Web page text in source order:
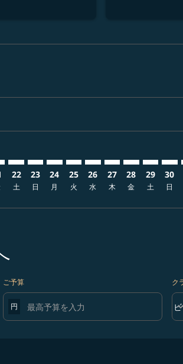
cmp-view-offers-disclaimer. オファー
cmp-view-offers-disclaimer. オ
NGO–MCO: cmp-view-offers-disclaimer.
22
土
NGO–MCO: cmp-view-offers-
23
日
NGO–MCO: cmp-view-offers-
24
月
NGO–MCO: cmp-view-
25
火
NGO–MCO: cmp-
26
水
NGO–MCO:
27
木
NGO–MCO:
28
金
29
土
30
日
ご予算
円
ク